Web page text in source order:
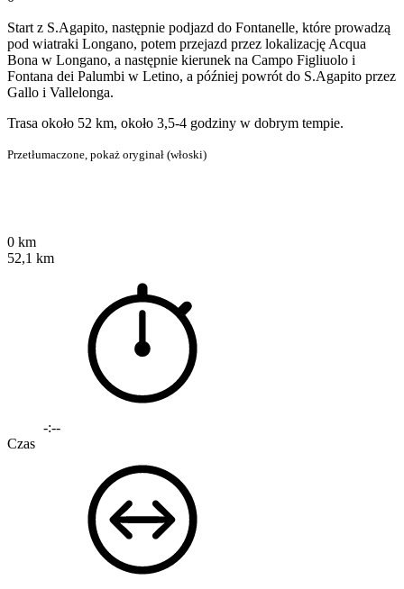
Start z S.Agapito, następnie podjazd do Fontanelle, które prowadzą
pod wiatraki Longano, potem przejazd przez lokalizację Acqua
Bona w Longano, a następnie kierunek na Campo Figliuolo i
Fontana dei Palumbi w Letino, a później powrót do S.Agapito przez
Gallo i Vallelonga.
Trasa około 52 km, około 3,5-4 godziny w dobrym tempie.
Przetłumaczone, pokaż oryginał (włoski)
0 km
52,1 km
-:--
Czas